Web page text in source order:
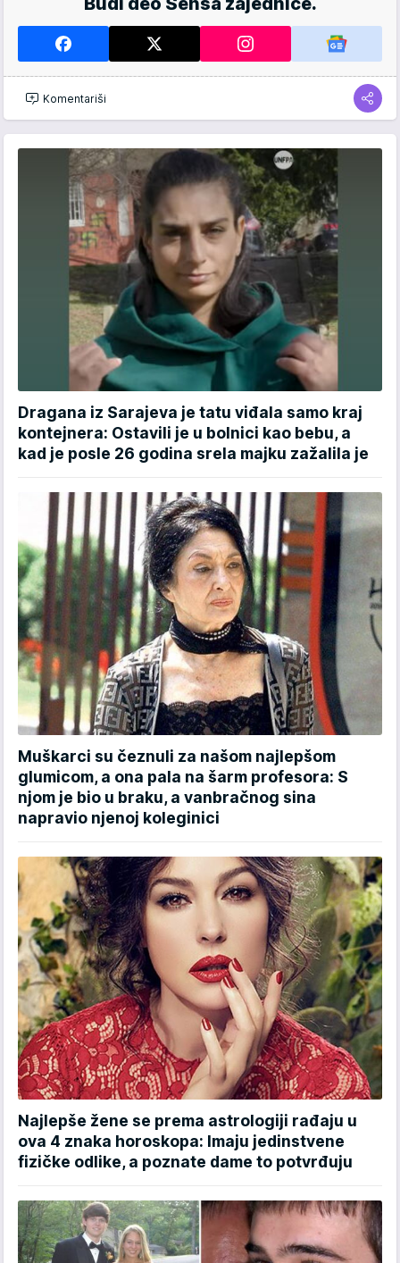
Komentariši
Dragana iz Sarajeva je tatu viđala samo kraj
kontejnera: Ostavili je u bolnici kao bebu, a
kad je posle 26 godina srela majku zažalila je
Muškarci su čeznuli za našom najlepšom
glumicom, a ona pala na šarm profesora: S
njom je bio u braku, a vanbračnog sina
napravio njenoj koleginici
Najlepše žene se prema astrologiji rađaju u
ova 4 znaka horoskopa: Imaju jedinstvene
fizičke odlike, a poznate dame to potvrđuju